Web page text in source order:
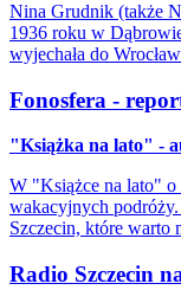
Nina Grudnik (także
1936 roku w
wyjechała do
Fonosfera -
"Książka na lato" -
W "Książce na lato" o
wakacyjnych
Szczecin, które
Radio Szczecin